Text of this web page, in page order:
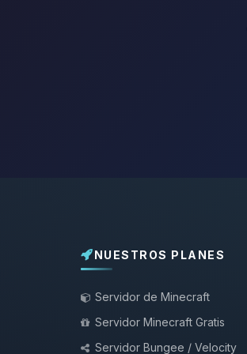
NUESTROS PLANES
Servidor de Minecraft
Servidor Minecraft Gratis
Servidor Bungee / Velocity